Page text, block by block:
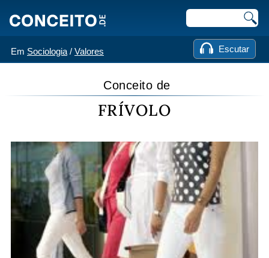
Em Sociologia / Valores Escutar
Conceito de
FRÍVOLO